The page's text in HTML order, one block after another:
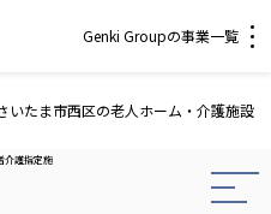
Genki Groupの事業一覧
いたま市西区の老人ホーム・介護施設
介護指定施